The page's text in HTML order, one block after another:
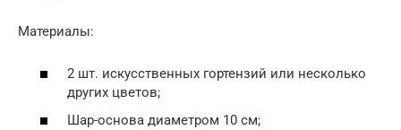
Материалы:
2 шт. искусственных гортензий или несколько
других цветов;
Шар-основа диаметром 10 см;